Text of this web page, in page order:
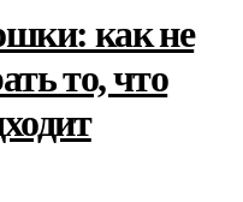
как не
то, что